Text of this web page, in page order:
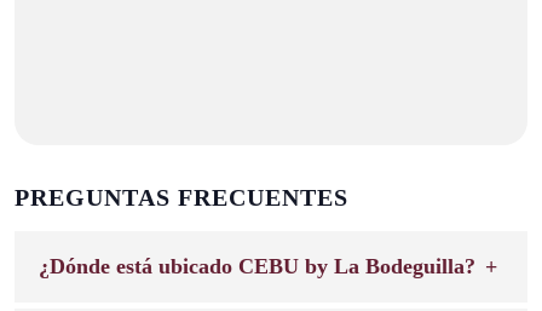
PREGUNTAS FRECUENTES
¿Dónde está ubicado CEBU by La Bodeguilla?